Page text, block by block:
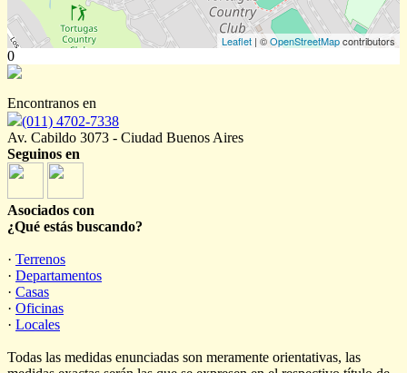
Leaflet | ©OpenStreetMapcontributors
0
Encontranos en
(011) 4702-7338
Av. Cabildo 3073 - Ciudad Buenos Aires
Seguinos en
Asociados con
¿Qué estás buscando?
· Terrenos
· Departamentos
· Casas
· Oficinas
· Locales
Todas las medidas enunciadas son meramente orientativas, las